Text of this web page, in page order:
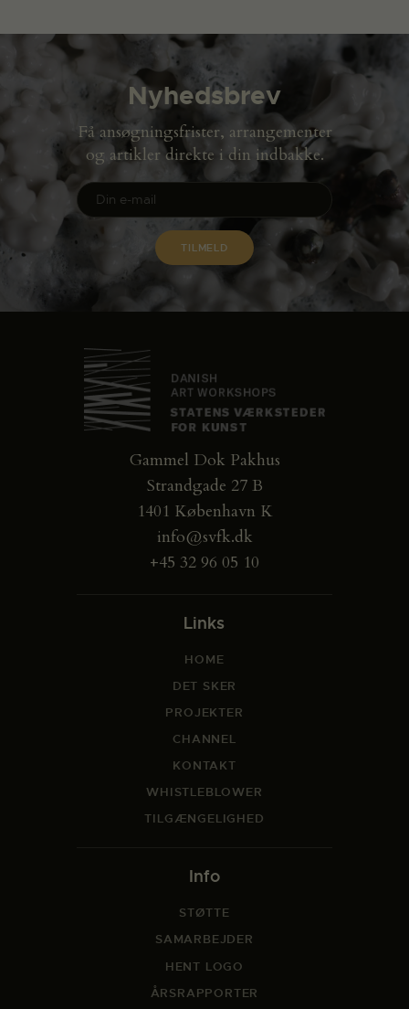
Nyhedsbrev
Få ansøgningsfrister, arrangementer
og artikler direkte i din indbakke.
Gammel Dok Pakhus
Strandgade 27 B
1401 København K
info@svfk.dk
+45 32 96 05 10
Links
HOME
DET SKER
PROJEKTER
CHANNEL
KONTAKT
WHISTLEBLOWER
TILGÆNGELIGHED
Info
STØTTE
SAMARBEJDER
HENT LOGO
ÅRSRAPPORTER